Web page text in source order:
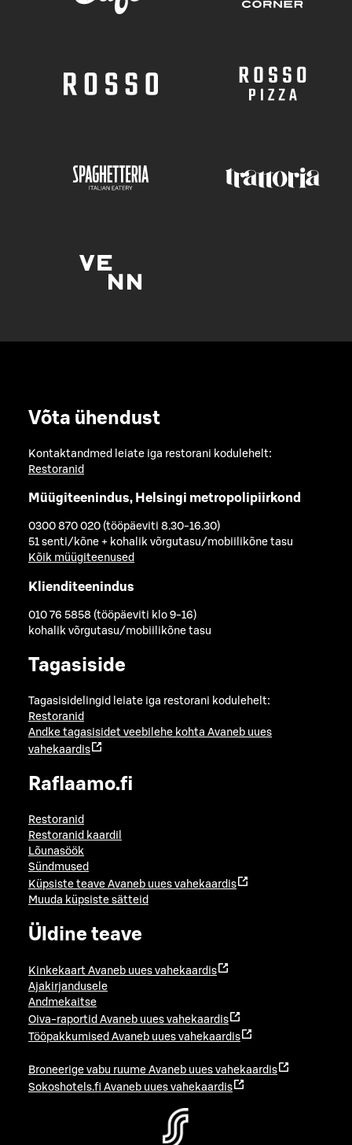
Võta ühendust
Kontaktandmed leiate iga restorani kodulehelt:
Restoranid
Müügiteenindus, Helsingi metropolipiirkond
0300 870 020 (tööpäeviti 8.30-16.30)
51 senti/kõne + kohalik võrgutasu/mobiilikõne tasu
Kõik müügiteenused
Klienditeenindus
010 76 5858 (tööpäeviti klo 9-16)
kohalik võrgutasu/mobiilikõne tasu
Tagasiside
Tagasisidelingid leiate iga restorani kodulehelt:
Restoranid
Andke tagasisidet veebilehe kohta Avaneb uues
vahekaardis
Raflaamo.fi
Restoranid
Restoranid kaardil
Lõunasöök
Sündmused
Küpsiste teave Avaneb uues vahekaardis
Muuda küpsiste sätteid
Üldine teave
Kinkekaart Avaneb uues vahekaardis
Ajakirjandusele
Andmekaitse
Oiva-raportid Avaneb uues vahekaardis
Tööpakkumised Avaneb uues vahekaardis
Broneerige vabu ruume Avaneb uues vahekaardis
Sokoshotels.fi Avaneb uues vahekaardis